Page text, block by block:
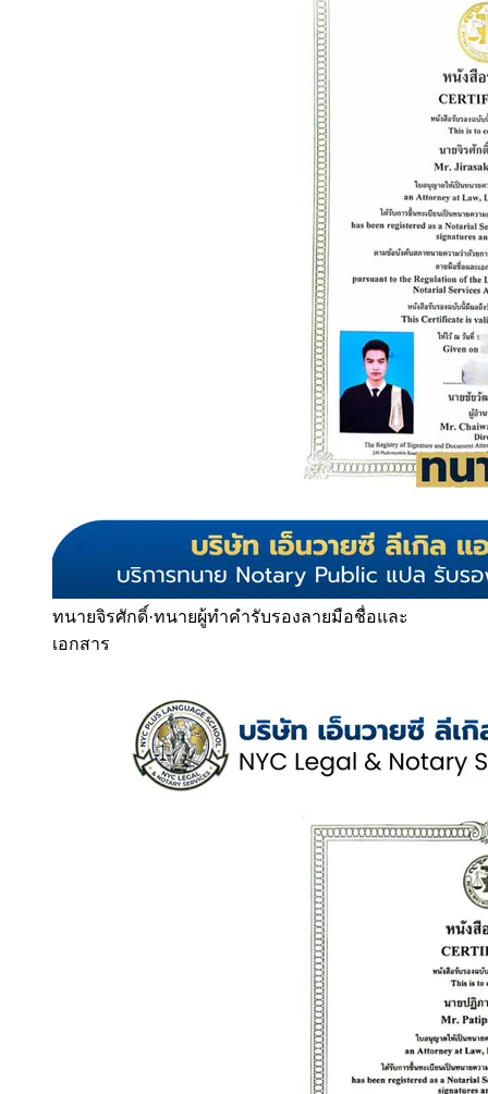
ทนายจิรศักดิ์·ทนายผู้ทำคำรับรองลายมือชื่อและ
เอกสาร